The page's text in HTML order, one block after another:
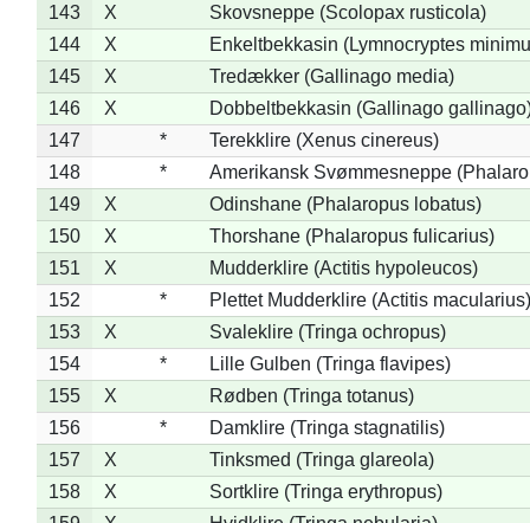
143
X
Skovsneppe (Scolopax rusticola)
144
X
Enkeltbekkasin (Lymnocryptes
145
X
Tredækker (Gallinago media)
146
X
Dobbeltbekkasin (Gallinago
147
*
Terekklire (Xenus cinereus)
148
*
Amerikansk Svømmesneppe
149
X
Odinshane (Phalaropus lobatus)
150
X
Thorshane (Phalaropus fulicarius)
151
X
Mudderklire (Actitis hypoleucos)
152
*
Plettet Mudderklire (Actitis macularius)
153
X
Svaleklire (Tringa ochropus)
154
*
Lille Gulben (Tringa flavipes)
155
X
Rødben (Tringa totanus)
156
*
Damklire (Tringa stagnatilis)
157
X
Tinksmed (Tringa glareola)
158
X
Sortklire (Tringa erythropus)